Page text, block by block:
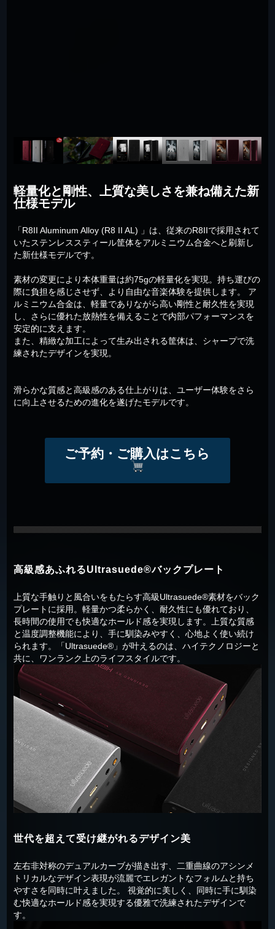
軽量化と剛性、上質な美しさを兼ね備えた新
仕様モデル
「R8II Aluminum Alloy (R8 II AL) 」は、従来のR8IIで採用されて
いたステンレススティール筐体をアルミニウム合金へと刷新し
た新仕様モデルです。
素材の変更により本体重量は約75gの軽量化を実現。持ち運びの
際に負担を感じさせず、より自由な音楽体験を提供します。 ア
ルミニウム合金は、軽量でありながら高い剛性と耐久性を実現
し、さらに優れた放熱性を備えることで内部パフォーマンスを
安定的に支えます。
また、精緻な加工によって生み出される筐体は、シャープで洗
練されたデザインを実現。
滑らかな質感と高級感のある仕上がりは、ユーザー体験をさら
に向上させるための進化を遂げたモデルです。
ご予約・ご購入はこちら
高級感あふれるUltrasuede®バックプレート
上質な手触りと風合いをもたらす高級Ultrasuede®素材をバック
プレートに採用。軽量かつ柔らかく、耐久性にも優れており、
長時間の使用でも快適なホールド感を実現します。上質な質感
と温度調整機能により、手に馴染みやすく、心地よく使い続け
られます。「Ultrasuede®」が叶えるのは、ハイテクノロジーと
共に、ワンランク上のライフスタイルです。
世代を超えて受け継がれるデザイン美
左右非対称のデュアルカーブが描き出す、二重曲線のアシンメ
トリカルなデザイン表現が流麗でエレガントなフォルムと持ち
やすさを同時に叶えました。 視覚的に美しく、同時に手に馴染
む快適なホールド感を実現する優雅で洗練されたデザインで
す。